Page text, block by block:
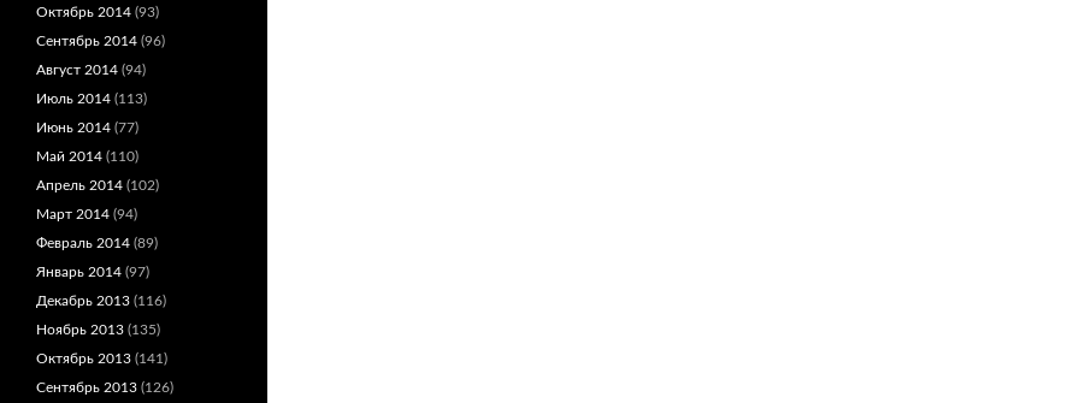
Октябрь 2014 (93)
Сентябрь 2014 (96)
Август 2014 (94)
Июль 2014 (113)
Июнь 2014 (77)
Май 2014 (110)
Апрель 2014 (102)
Март 2014 (94)
Февраль 2014 (89)
Январь 2014 (97)
Декабрь 2013 (116)
Ноябрь 2013 (135)
Октябрь 2013 (141)
Сентябрь 2013 (126)